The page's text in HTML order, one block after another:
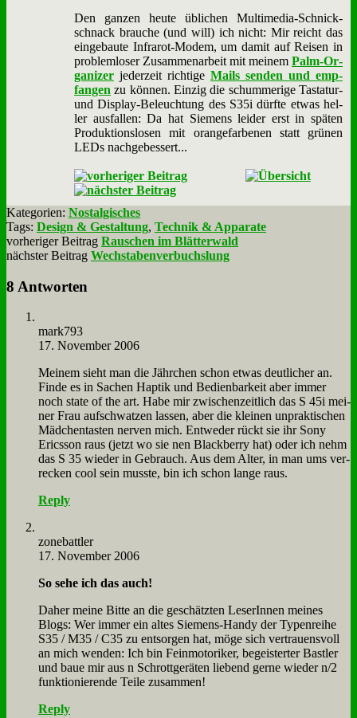
Den gan­zen heu­te üb­li­chen Mul­ti­me­dia-Schnick­
schnack brau­che (und will) ich nicht: Mir reicht das
ein­ge­bau­te In­fra­rot-Mo­dem, um da­mit auf Rei­sen in
pro­blem­lo­ser Zu­sam­men­ar­beit mit mei­nem Palm-Or­
ga­ni­zer je­der­zeit rich­ti­ge Mails sen­den und emp­
fan­gen zu kön­nen. Ein­zig die schum­me­ri­ge Ta­sta­tur-
und Dis­play-Be­leuch­tung des S35i dürf­te et­was hel­
ler aus­fal­len: Da hat Sie­mens lei­der erst in spä­ten
Pro­duk­ti­ons­lo­sen mit oran­ge­far­be­nen statt grü­nen
LEDs nach­ge­bes­sert...
Kategorien: Nostalgisches
Tags: Design & Gestaltung, Technik & Apparate
vorheriger Beitrag Rauschen im Blätterwald
nächster Beitrag Wechstabenverbuchslung
8 Antworten
mark793
17. November 2006
Mei­nem sieht man die Jähr­chen schon et­was deut­li­cher an.
Fin­de es in Sa­chen Hap­tik und Be­dien­bar­keit aber im­mer
noch sta­te of the art. Ha­be mir zwi­schen­zeit­lich das S 45i mei­
ner Frau auf­schwat­zen las­sen, aber die klei­nen un­prak­ti­schen
Mäd­chen­ta­sten ner­ven mich. Ent­we­der rückt sie ihr So­ny
Erics­son raus (jetzt wo sie nen Black­ber­ry hat) oder ich nehm
das S 35 wie­der in Ge­brauch. Aus dem Al­ter, in man ums ver­
recken cool sein muss­te, bin ich schon lan­ge raus.
Reply
zone­batt­ler
17. November 2006
So se­he ich das auch!
Da­her mei­ne Bit­te an die ge­schätz­ten Le­se­rIn­nen mei­nes
Blogs: Wer im­mer ein al­tes Sie­mens-Han­dy der Ty­pen­rei­he
S35 / M35 / C35 zu ent­sor­gen hat, mö­ge sich ver­trau­ens­voll
an mich wen­den: Ich bin Fein­mo­to­ri­ker, be­gei­ster­ter Bast­ler
und baue mir aus n Schrott­ge­rä­ten lie­bend ger­ne wie­der n/2
funk­tio­nie­ren­de Tei­le zu­sam­men!
Reply